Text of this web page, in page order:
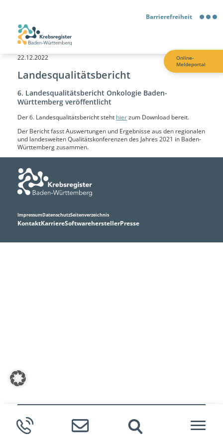
Barrierefreiheit
Barrierefreiheit
Kontrastmodus
Gebärdensprache
Leichte Sprache
22.12.2022
Landesqualitätsbericht
6. Landesqualitätsbericht Onkologie Baden-
Württemberg veröffentlicht
Der 6. Landesqualitätsbericht steht hierzum Download bereit.
Der Bericht fasst Auswertungen und Ergebnisse aus den regionalen
und landesweiten Qualitätskonferenzen des Jahres 2021 in Baden-
Württemberg zusammen.
Online-
Meldeportal
Meldende
KontaktKarriereSoftwareherstellerPresse
ImpressumDatenschutzSeitenverzeichnis